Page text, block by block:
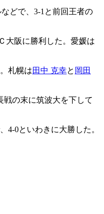
どで、3-1と前回王者の
大阪に勝利した。愛媛は
札幌は田中 克幸と 岡田
戦の末に筑波大を下して
4-0といわきに大勝した。